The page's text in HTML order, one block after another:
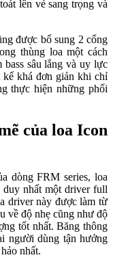
lên vẻ sang trọng và
được bổ sung 2 cổng
thùng loa một cách
sâu lắng và uy lực
kế khá đơn giản khi chỉ
thực hiện những phối
của loa Icon
dòng FRM series, loa
nhất một driver full
driver này được làm từ
về độ nhẹ cũng như độ
tốt nhất. Băng thông
người dùng tận hưởng
nhất.